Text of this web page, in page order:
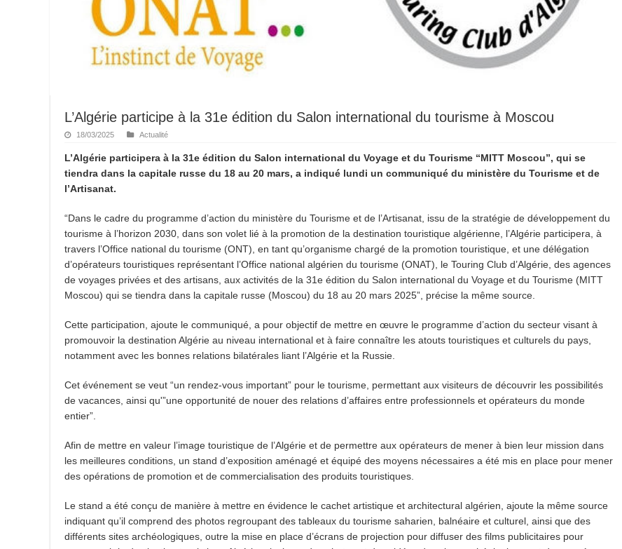
L’Algérie participe à la 31e édition du Salon international du tourisme à Moscou
18/03/2025 Actualité
L’Algérie participera à la 31e édition du Salon international du Voyage et du Tourisme “MITT Moscou”, qui se
tiendra dans la capitale russe du 18 au 20 mars, a indiqué lundi un communiqué du ministère du Tourisme et de
l’Artisanat.
“Dans le cadre du programme d’action du ministère du Tourisme et de l’Artisanat, issu de la stratégie de développement du
tourisme à l’horizon 2030, dans son volet lié à la promotion de la destination touristique algérienne, l’Algérie participera, à
travers l’Office national du tourisme (ONT), en tant qu’organisme chargé de la promotion touristique, et une délégation
d’opérateurs touristiques représentant l’Office national algérien du tourisme (ONAT), le Touring Club d’Algérie, des agences
de voyages privées et des artisans, aux activités de la 31e édition du Salon international du Voyage et du Tourisme (MITT
Moscou) qui se tiendra dans la capitale russe (Moscou) du 18 au 20 mars 2025”, précise la même source.
Cette participation, ajoute le communiqué, a pour objectif de mettre en œuvre le programme d’action du secteur visant à
promouvoir la destination Algérie au niveau international et à faire connaître les atouts touristiques et culturels du pays,
notamment avec les bonnes relations bilatérales liant l’Algérie et la Russie.
Cet événement se veut “un rendez-vous important” pour le tourisme, permettant aux visiteurs de découvrir les possibilités
de vacances, ainsi qu'”une opportunité de nouer des relations d’affaires entre professionnels et opérateurs du monde
entier”.
Afin de mettre en valeur l’image touristique de l’Algérie et de permettre aux opérateurs de mener à bien leur mission dans
les meilleures conditions, un stand d’exposition aménagé et équipé des moyens nécessaires a été mis en place pour mener
des opérations de promotion et de commercialisation des produits touristiques.
Le stand a été conçu de manière à mettre en évidence le cachet artistique et architectural algérien, ajoute la même source
indiquant qu’il comprend des photos regroupant des tableaux du tourisme saharien, balnéaire et culturel, ainsi que des
différents sites archéologiques, outre la mise en place d’écrans de projection pour diffuser des films publicitaires pour